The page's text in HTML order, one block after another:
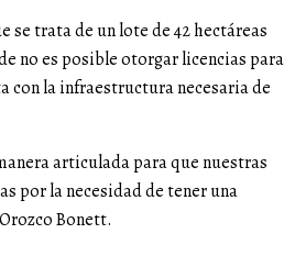
se trata de un lote de 42 hectáreas
no es posible otorgar licencias para
con la infraestructura necesaria de
articulada para que nuestras
por la necesidad de tener una
Bonett.